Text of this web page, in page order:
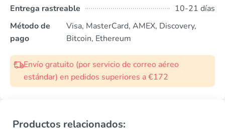
Entrega rastreable
10-21 días
Método de
pago
Visa, MasterCard, AMEX, Discovery,
Bitcoin, Ethereum
Envío gratuito (por servicio de correo aéreo
estándar) en pedidos superiores a €172
Productos relacionados: